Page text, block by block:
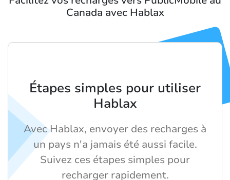
Canada avec Hablax
Étapes simples pour utiliser
Hablax
Avec Hablax, envoyer des recharges à
un pays n'a jamais été aussi facile.
Suivez ces étapes simples pour
recharger rapidement.